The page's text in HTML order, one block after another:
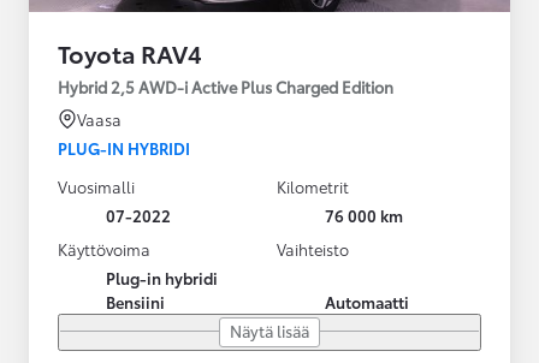
Toyota RAV4
Hybrid 2,5 AWD-i Active Plus Charged Edition
Vaasa
PLUG-IN HYBRIDI
Vuosimalli
07-2022
Kilometrit
76 000 km
Käyttövoima
Plug-in hybridi
Bensiini
Vaihteisto
Automaatti
Näytä lisää